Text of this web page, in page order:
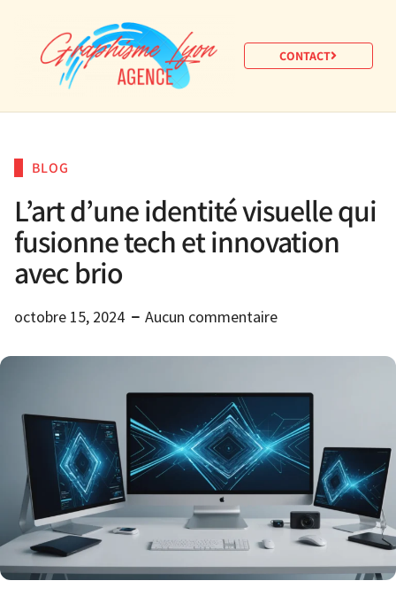
CONTACT
BLOG
L’art d’une identité visuelle qui
fusionne tech et innovation
avec brio
octobre 15, 2024 Aucun commentaire